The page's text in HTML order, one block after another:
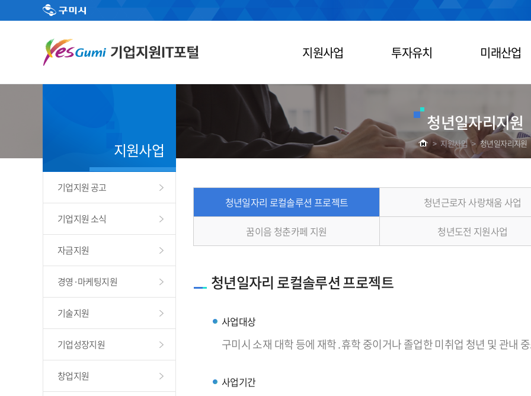
지원사업 투자유치 미래산업
청년일자리지원
> 지원사업 > 청년일자리지원
지원사업
기업지원 공고
기업지원 소식
자금지원
경영·마케팅지원
기술지원
기업성장지원
창업지원
청년일자리 로컬솔루션 프로젝트 청년근로자 사랑채움 사업
꿈이음 청춘카페 지원 청년도전 지원사업
청년일자리 로컬솔루션 프로젝트
사업대상
구미시 소재 대학 등에 재학․휴학 중이거나 졸업한 미취업 청년 및 관내
사업기간